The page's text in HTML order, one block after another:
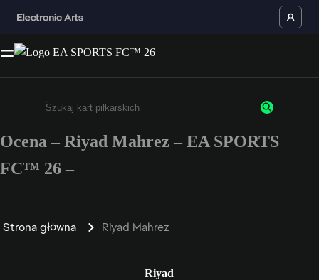
Wpisz co najmniej 3 znaki lub cyfry.
Ocena – Riyad Mahrez – EA SPORTS
FC™ 26 –
Strona główna Riyad Mahrez
Riyad